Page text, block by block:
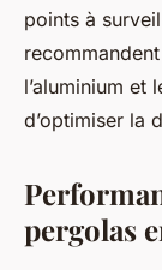
points à
l’aluminium
d’optimiser la
pergolas